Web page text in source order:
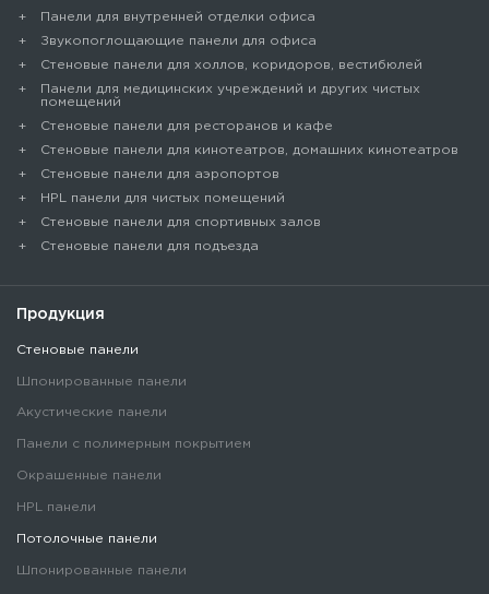
Панели для внутренней отделки офиса
Звукопоглощающие панели для офиса
Стеновые панели для холлов, коридоров, вестибюлей
Панели для медицинских учреждений и других чистых
помещений
Стеновые панели для ресторанов и кафе
Стеновые панели для кинотеатров, домашних кинотеатров
Стеновые панели для аэропортов
HPL панели для чистых помещений
Стеновые панели для спортивных залов
Стеновые панели для подъезда
Продукция
Стеновые панели
Шпонированные панели
Акустические панели
Панели с полимерным покрытием
Окрашенные панели
HPL панели
Потолочные панели
Шпонированные панели